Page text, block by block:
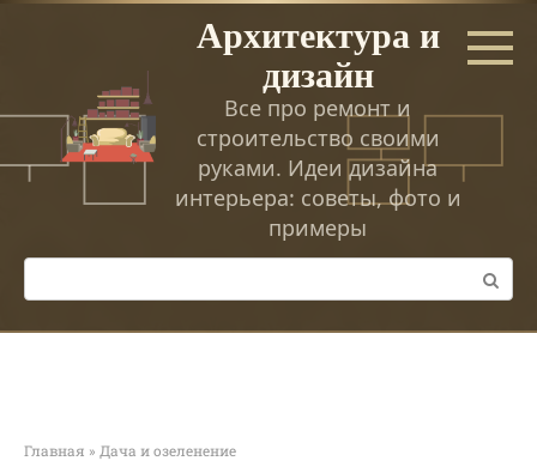
Перейти
Архитектура и
дизайн
Все про ремонт и
строительство своими
руками. Идеи дизайна
интерьера: советы, фото и
примеры
Поиск:
Главная » Дача и озеленение